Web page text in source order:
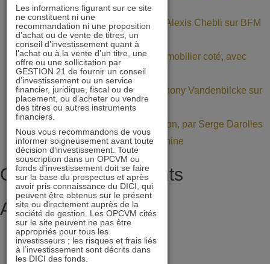
Patrimonia (stand A11)
BNP Paribas : interview d’Alexis Chebli sur BFM
Bourse
Décote persistante sur l’immobilier coté, avec
Daniel Tondu
Mercialys : interview d’Anthony Vandenbilcke sur
BFM Bourse
La Value dans une allocation, par Serge Darolles
de l’Université Paris Dauphine
Commentaires récents
Archives
juillet 2026
juin 2026
Les informations figurant sur ce site
ne constituent ni une
recommandation ni une proposition
d’achat ou de vente de titres, un
conseil d’investissement quant à
l’achat ou à la vente d’un titre, une
offre ou une sollicitation par
GESTION 21 de fournir un conseil
d’investissement ou un service
financier, juridique, fiscal ou de
placement, ou d’acheter ou vendre
des titres ou autres instruments
financiers.
Nous vous recommandons de vous
informer soigneusement avant toute
décision d’investissement. Toute
souscription dans un OPCVM ou
fonds d’investissement doit se faire
sur la base du prospectus et après
avoir pris connaissance du DICI, qui
peuvent être obtenus sur le présent
site ou directement auprès de la
société de gestion. Les OPCVM cités
sur le site peuvent ne pas être
appropriés pour tous les
investisseurs ; les risques et frais liés
à l’investissement sont décrits dans
les DICI des fonds.